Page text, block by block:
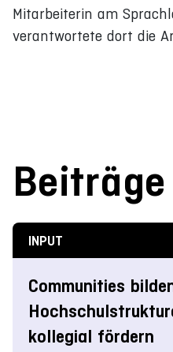
Mitarbeiterin am
verantwortete dort die
Beiträge
INPUT
Communities
kollegial fördern